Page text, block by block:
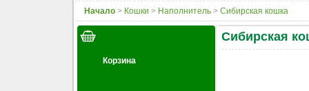
Начало> Кошки > Наполнитель> Сибирская кошка
Сибирская